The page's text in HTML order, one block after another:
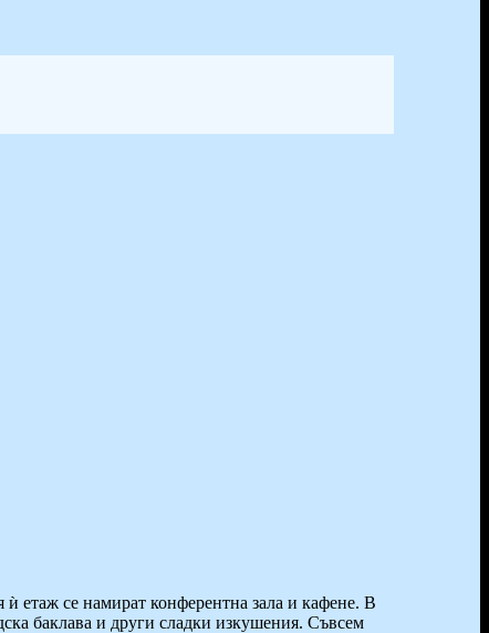
ѝ етаж се намират конферентна зала и кафене. В
баклава и други сладки изкушения. Съвсем